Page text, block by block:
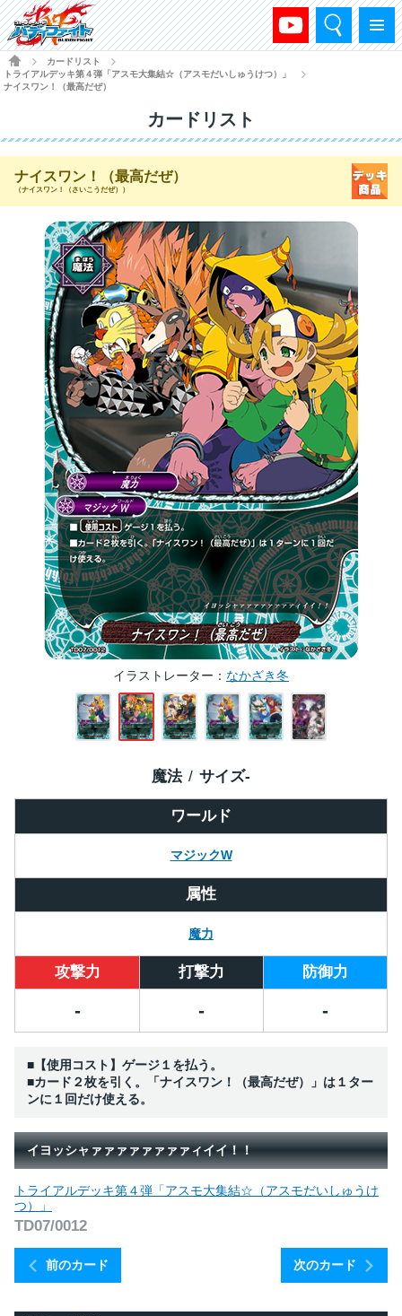
メニュー
検索
HOME
カードリスト
トライアルデッキ第４弾「アスモ大集結☆（アスモだいしゅうけつ）」
ナイスワン！（最高だぜ）
カードリスト
ナイスワン！（最高だぜ）
（ナイスワン！（さいこうだぜ））
イラストレーター なかざき冬
ワールド
マジックW
魔法 サイズ-
属性
魔力
攻撃力 打撃力 防御力
- - -
■【使用コスト】ゲージ１を払う。
■カード２枚を引く。「ナイスワン！（最高だぜ）」は１ター
ンに１回だけ使える。
イヨッシャァァァァァァァァィイイ！！
前のカード
トライアルデッキ第４弾「アスモ大集結☆（アスモだいしゅうけ
つ）」
TD07/0012
次のカード